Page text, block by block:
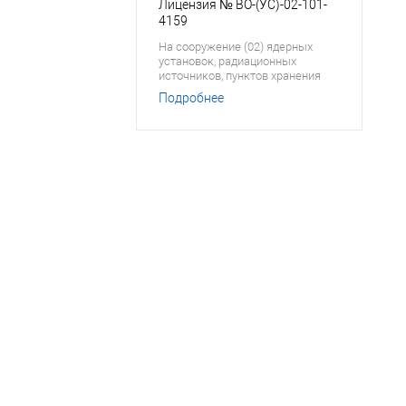
Лицензия № ВО-(УС)-02-101-
4159
На сооружение (02) ядерных
установок, радиационных
источников, пунктов хранения
ядерных материалов,
радиоактивных веществ и
отходов
Подробнее